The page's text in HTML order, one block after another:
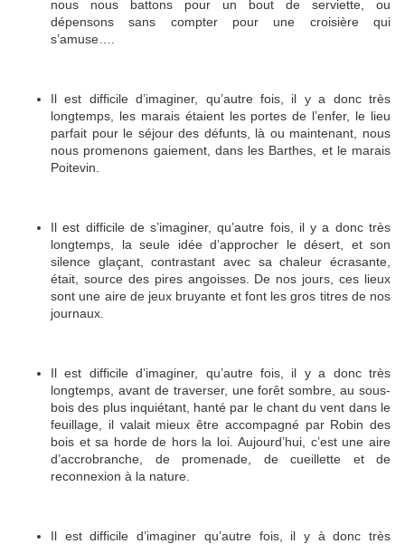
nous nous battons pour un bout de serviette, ou
dépensons sans compter pour une croisière qui
s’amuse….
Il est difficile d’imaginer, qu’autre fois, il y a donc très
longtemps, les marais étaient les portes de l’enfer, le lieu
parfait pour le séjour des défunts, là ou maintenant, nous
nous promenons gaiement, dans les Barthes, et le marais
Poitevin.
Il est difficile de s’imaginer, qu’autre fois, il y a donc très
longtemps, la seule idée d’approcher le désert, et son
silence glaçant, contrastant avec sa chaleur écrasante,
était, source des pires angoisses. De nos jours, ces lieux
sont une aire de jeux bruyante et font les gros titres de nos
journaux.
Il est difficile d’imaginer, qu’autre fois, il y a donc très
longtemps, avant de traverser, une forêt sombre, au sous-
bois des plus inquiétant, hanté par le chant du vent dans le
feuillage, il valait mieux être accompagné par Robin des
bois et sa horde de hors la loi. Aujourd’hui, c’est une aire
d’accrobranche, de promenade, de cueillette et de
reconnexion à la nature.
Il est difficile d’imaginer qu’autre fois, il y à donc très